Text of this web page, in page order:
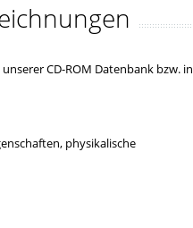
CD-ROM Datenbank bzw. in
physikalische